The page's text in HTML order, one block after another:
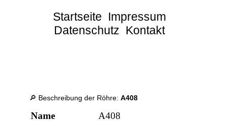
Startseite Impressum
Datenschutz Kontakt
🔎 Beschreibung der Röhre:A408
Name
A408